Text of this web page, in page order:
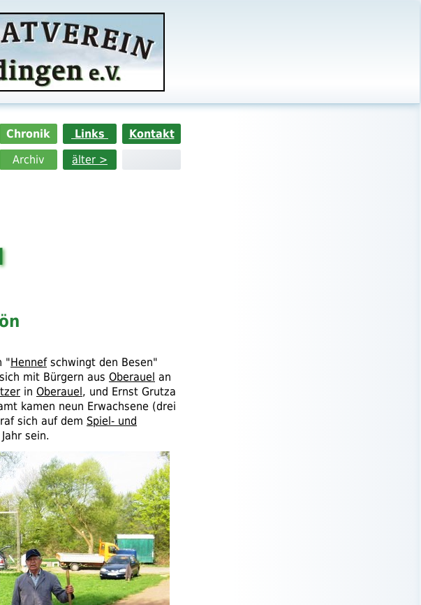
Chronik Links
Kontakt
Archiv älter >
"Hennefschwingt den Besen"
mit Bürgern aus Oberauel an
in Oberauel, und Ernst Grutza
kamen neun Erwachsene (drei
sich auf dem Spiel- und
sein.